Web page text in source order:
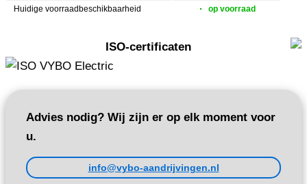
Huidige voorraadbeschikbaarheid
op voorraad
ISO-certificaten
Advies nodig? Wij zijn er op elk moment voor
u.
info@vybo-aandrijvingen.nl